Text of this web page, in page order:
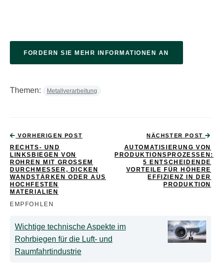
FORDERN SIE MEHR INFORMATIONEN AN
Themen: Metallverarbeitung
VORHERIGEN POST
RECHTS- UND
LINKSBIEGEN VON
ROHREN MIT GROSSEM D
URCHMESSER, DICKEN W
ANDSTÄRKEN ODER AUS H
OCHFESTEN M
ATERIALIEN
NÄCHSTER POST
AUTOMATISIERUNG VON
PRODUKTIONSPROZESSEN:
5 ENTSCHEIDENDE
VORTEILE FÜR HÖHERE
EFFIZIENZ IN DER
PRODUKTION
EMPFOHLEN
Wichtige technische Aspekte im
Rohrbiegen für die Luft- und
Raumfahrtindustrie